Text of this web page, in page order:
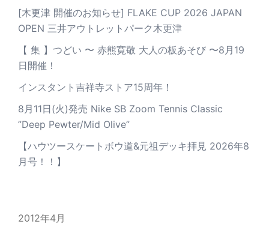
[木更津 開催のお知らせ] FLAKE CUP 2026 JAPAN
OPEN 三井アウトレットパーク木更津
【 集 】つどい 〜 赤熊寛敬 大人の板あそび 〜8月19
日開催！
インスタント吉祥寺ストア15周年！
8月11日(火)発売 Nike SB Zoom Tennis Classic
”Deep Pewter/Mid Olive”
【ハウツースケートボウ道&元祖デッキ拝見 2026年8
月号！！】
2012年4月